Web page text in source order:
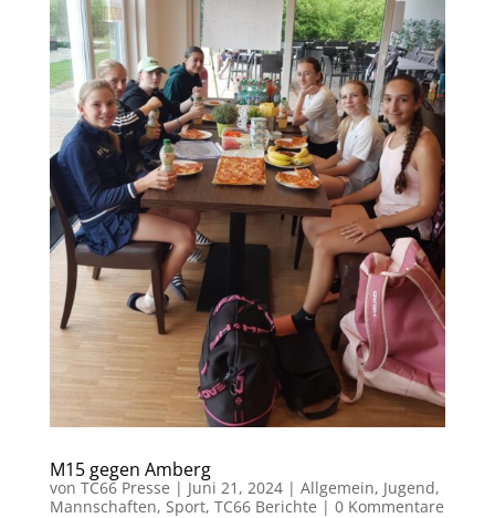
M15 gegen Amberg
von TC66 Presse | Juni 21, 2024| Allgemein, Jugend,
Mannschaften, Sport, TC66 Berichte | 0 Kommentare